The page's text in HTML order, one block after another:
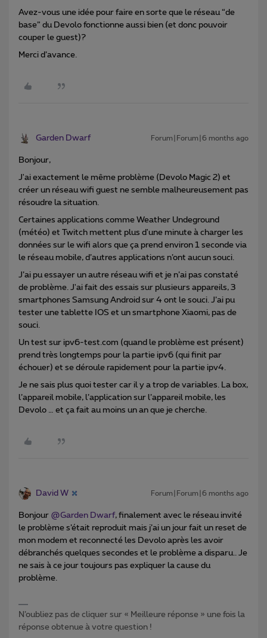
Avez-vous une idée pour faire en sorte que le réseau “de
base” du Devolo fonctionne aussi bien (et donc pouvoir
couper le guest)?
Merci d’avance.
Garden Dwarf Forum|Forum|6 months ago
Bonjour,
J'ai exactement le même problème (Devolo Magic 2) et
créer un réseau wifi guest ne semble malheureusement pas
résoudre la situation.
Certaines applications comme Weather Undeground
(météo) et Twitch mettent plus d'une minute à charger les
données sur le wifi alors que ça prend environ 1 seconde via
le réseau mobile, d’autres applications n’ont aucun souci.
J’ai pu essayer un autre réseau wifi et je n’ai pas constaté
de problème. J'ai fait des essais sur plusieurs appareils, 3
smartphones Samsung Android sur 4 ont le souci. J’ai pu
tester une tablette IOS et un smartphone Xiaomi, pas de
souci.
Un test sur ipv6-test.com (quand le problème est présent)
prend très longtemps pour la partie ipv6 (qui finit par
échouer) et se déroule rapidement pour la partie ipv4.
Je ne sais plus quoi tester car il y a trop de variables. La box,
l’appareil mobile, l’application sur l’appareil mobile, les
Devolo … et ça fait au moins un an que je cherche.
David W Forum|Forum|6 months ago
Bonjour ​ @Garden Dwarf, finalement avec le réseau invité
le problème s’était reproduit mais j’ai un jour fait un reset de
mon modem et reconnecté les Devolo après les avoir
débranchés quelques secondes et le problème a disparu.. Je
ne sais à ce jour toujours pas expliquer la cause du
problème.
N’oubliez pas de cliquer sur « Meilleure réponse » une fois la
réponse obtenue à votre question !